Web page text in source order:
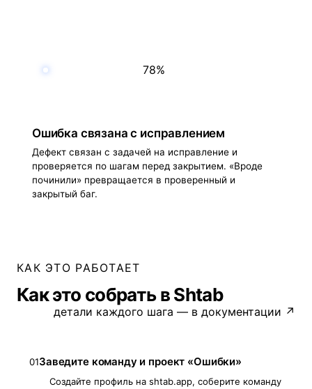
78%
Ошибка связана с исправлением
Дефект связан с задачей на исправление и
проверяется по шагам перед закрытием. «Вроде
починили» превращается в проверенный и
закрытый баг.
КАК ЭТО РАБОТАЕТ
Как это собрать в Shtab
детали каждого шага — в документации ↗
01Заведите команду и проект «Ошибки»
Создайте профиль на shtab.app, соберите команду